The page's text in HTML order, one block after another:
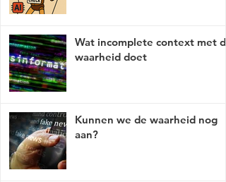
Wat incomplete context met de
waarheid doet
Kunnen we de waarheid nog
aan?